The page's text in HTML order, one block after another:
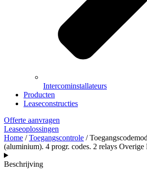
Intercominstallateurs
Producten
Leaseconstructies
Offerte aanvragen
Leaseoplossingen
Home /Toegangscontrole /
(aluminium). 4 progr. codes. 2 relays Overige
Beschrijving